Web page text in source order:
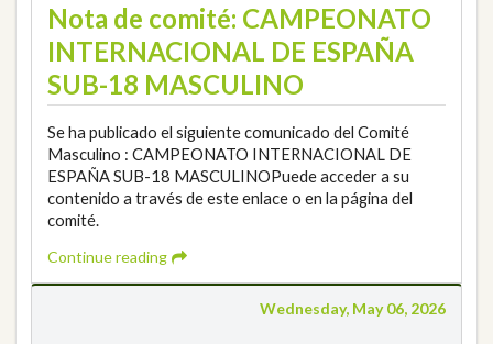
Nota de comité: CAMPEONATO
INTERNACIONAL DE ESPAÑA
SUB-18 MASCULINO
Se ha publicado el siguiente comunicado del Comité
Masculino : CAMPEONATO INTERNACIONAL DE
ESPAÑA SUB-18 MASCULINOPuede acceder a su
contenido a través de este enlace o en la página del
comité.
Continue reading
Wednesday, May 06, 2026